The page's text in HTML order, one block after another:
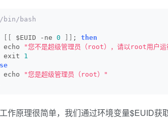
bin/bash
$EUID -ne 0 ; then
echo
"您不是超级管理员（root），请以root用户运
exit
1
echo
"您是超级管理员（root）"
作原理很简单，我们通过环境变量$EUID获